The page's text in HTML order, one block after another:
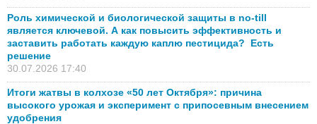
Роль химической и биологической защиты в no-till
является ключевой. А как повысить эффективность и
заставить работать каждую каплю пестицида? Есть
решение
30.07.2026 17:40
Итоги жатвы в колхозе «50 лет Октября»: причина
высокого урожая и эксперимент с припосевным внесением
удобрения